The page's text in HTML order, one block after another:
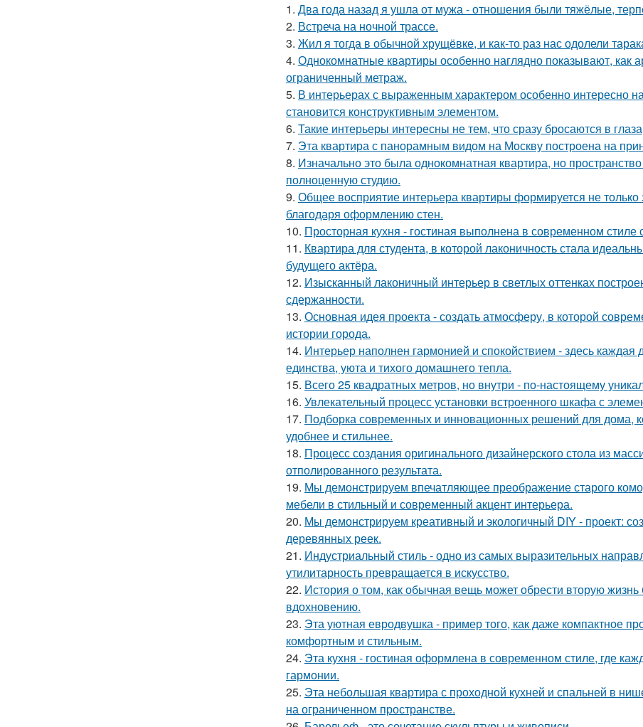
1. Два года назад я ушла от мужа - отношения были тяжёлые,
2. Встреча на ночной трассе.
3. Жил я тогда в обычной хрущёвке, и как-то раз нас одолели
4. Однокомнатные квартиры особенно наглядно показывают, как
ограниченный метраж.
5. В интерьерах с выраженным характером особенно интересно
становится конструктивным элементом.
6. Такие интерьеры интересны не тем, что сразу бросаются в
7. Эта квартира с панорамным видом на Москву построена на
8. Изначально это была однокомнатная квартира, но
полноценную студию.
9. Общее восприятие интерьера квартиры формируется не
благодаря оформлению стен.
10. Просторная кухня - гостиная выполнена в современном стиле
11. Квартира для студента, в которой лаконичность стала
будущего актёра.
12. Изысканный лаконичный интерьер в светлых оттенках
сдержанности.
13. Основная идея проекта - создать атмосферу, в которой
истории города.
14. Интерьер наполнен гармонией и спокойствием - здесь
единства, уюта и тихого домашнего тепла.
15. Всего 25 квадратных метров, но внутри - по-настоящему
16. Увлекательный процесс установки встроенного шкафа с
17. Подборка современных и инновационных решений для дома,
удобнее и стильнее.
18. Процесс создания оригинального дизайнерского стола из
отполированного результата.
19. Мы демонстрируем впечатляющее преображение старого
мебели в стильный и современный акцент интерьера.
20. Мы демонстрируем креативный и экологичный DIY - проект:
деревянных реек.
21. Индустриальный стиль - одно из самых выразительных
утилитарность превращается в искусство.
22. История о том, как обычная вещь может обрести вторую
вдохновению.
23. Эта уютная евродвушка - пример того, как даже компактное
комфортным и стильным.
24. Эта кухня - гостиная оформлена в современном стиле, где
гармонии.
25. Эта небольшая квартира с проходной кухней и спальней в
на ограниченном пространстве.